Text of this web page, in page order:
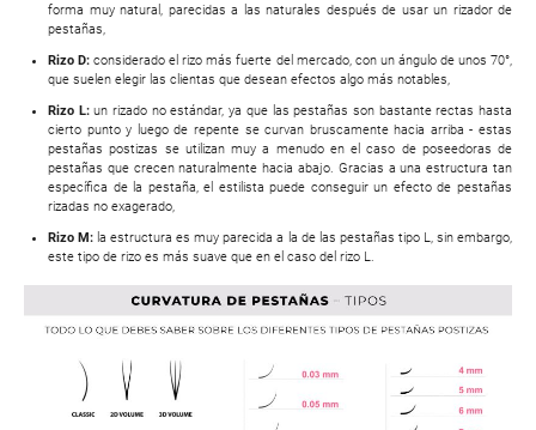
forma muy natural, parecidas a las naturales después de usar un rizador de
pestañas,
Rizo D: considerado el rizo más fuerte del mercado, con un ángulo de unos 70°,
que suelen elegir las clientas que desean efectos algo más notables,
Rizo L:un rizado no estándar, ya que las pestañas son bastante rectas hasta
cierto punto y luego de repente se curvan bruscamente hacia arriba - estas
pestañas postizas se utilizan muy a menudo en el caso de poseedoras de
pestañas que crecen naturalmente hacia abajo. Gracias a una estructura tan
específica de la pestaña, el estilista puede conseguir un efecto de pestañas
rizadas no exagerado,
Rizo M: la estructura es muy parecida a la de las pestañas tipo L, sin embargo,
este tipo de rizo es más suave que en el caso del rizo L.